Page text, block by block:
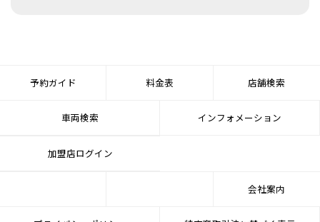
予約ガイド 料金表 店舗検索
車両検索 インフォメーション
加盟店ログイン
会社案内